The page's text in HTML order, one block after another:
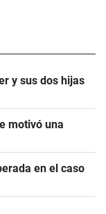
y sus dos hijas
motivó una
en el caso